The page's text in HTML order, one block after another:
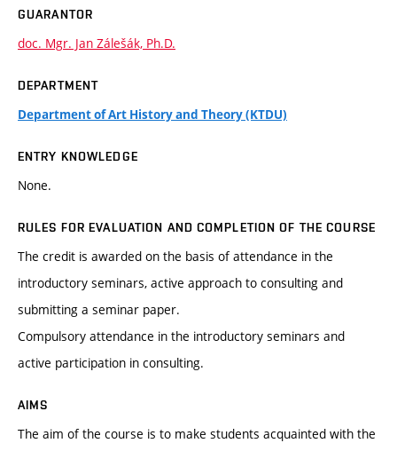
GUARANTOR
doc. Mgr. Jan Zálešák, Ph.D.
DEPARTMENT
Department of Art History and Theory (KTDU)
ENTRY KNOWLEDGE
None.
RULES FOR EVALUATION AND COMPLETION OF THE COURSE
The credit is awarded on the basis of attendance in the
introductory seminars, active approach to consulting and
submitting a seminar paper.
Compulsory attendance in the introductory seminars and
active participation in consulting.
AIMS
The aim of the course is to make students acquainted with the